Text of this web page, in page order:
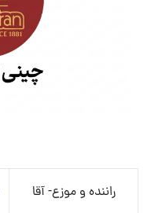
راننده و موزع- آقا